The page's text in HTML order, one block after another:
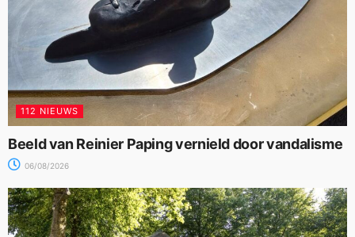
112 NIEUWS
Beeld van Reinier Paping vernield door vandalisme
06/08/2026